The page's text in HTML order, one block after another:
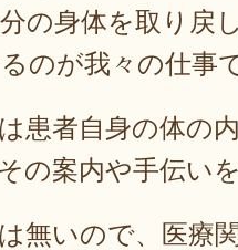
の身体を取り戻
のが我々の仕事
患者自身の体の
の案内や手伝い
無いので、医療